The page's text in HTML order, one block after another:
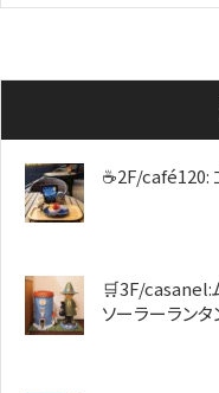
☕2F/café120:
🛒3F/casanel:
ソーラーランタ